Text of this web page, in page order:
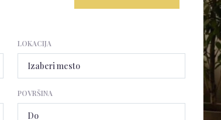
LOKACIJA
Izaberi mesto
POVRŠINA